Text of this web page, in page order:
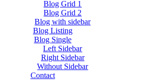
Blog Grid 1
Blog Grid 2
Blog with sidebar
Blog Listing
Blog Single
Left Sidebar
Right Sidebar
Without Sidebar
Contact